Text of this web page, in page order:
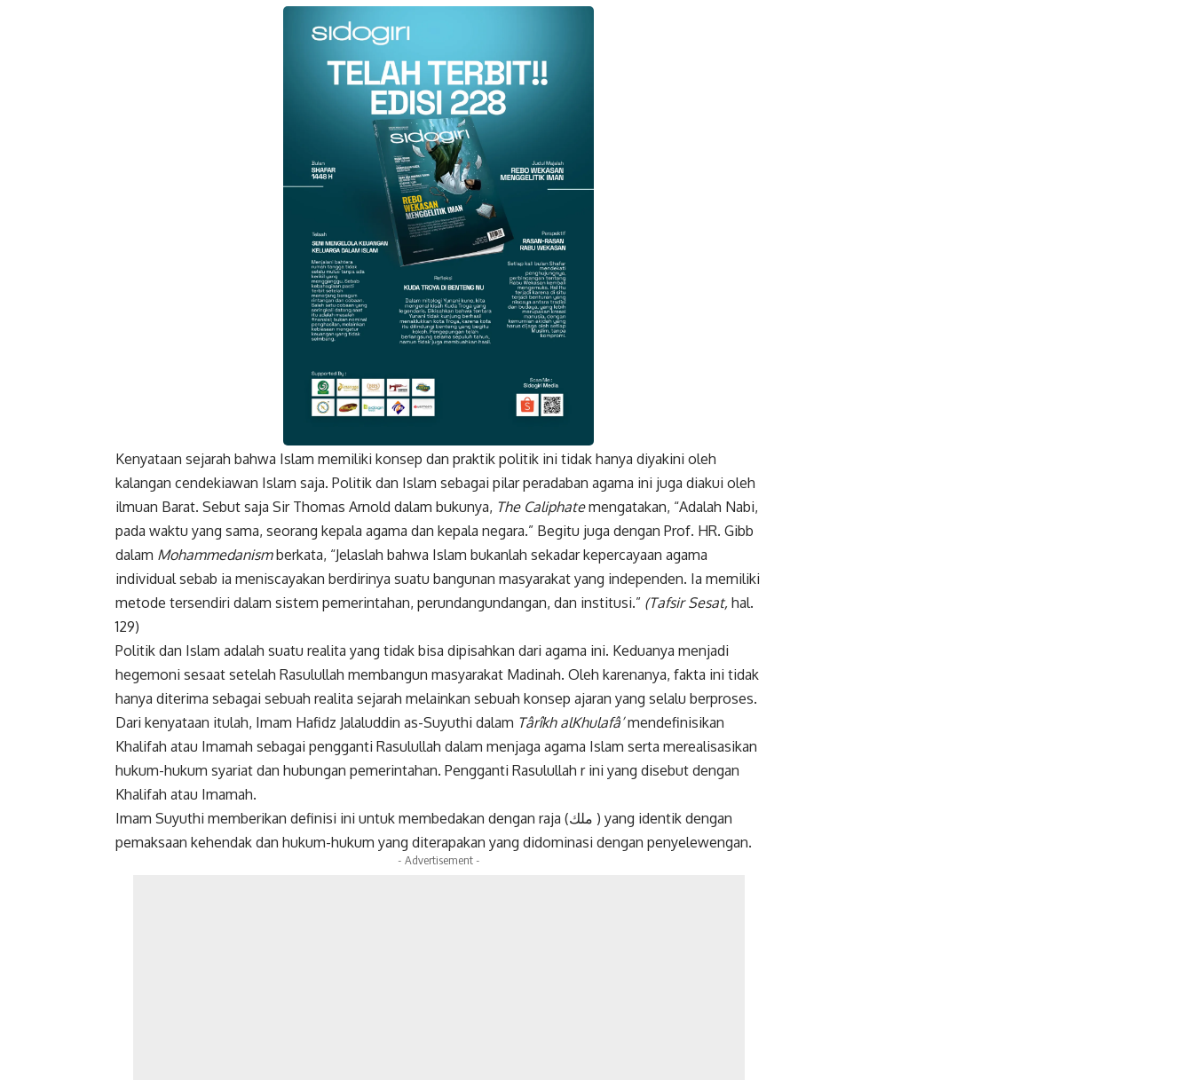
Facebook
Gmail
Facebook Twitter Gmail
Kenyataan sejarah bahwa Islam memiliki konsep dan praktik politik ini tidak hanya diyakini oleh
kalangan cendekiawan Islam saja. Politik dan Islam sebagai pilar peradaban agama ini juga diakui oleh
ilmuan Barat. Sebut saja Sir Thomas Arnold dalam bukunya, The Caliphatemengatakan, “Adalah Nabi,
pada waktu yang sama, seorang kepala agama dan kepala negara.” Begitu juga dengan Prof. HR. Gibb
dalam Mohammedanismberkata, “Jelaslah bahwa Islam bukanlah sekadar kepercayaan agama
individual sebab ia meniscayakan berdirinya suatu bangunan masyarakat yang independen. Ia memiliki
metode tersendiri dalam sistem pemerintahan, perundangundangan, dan institusi.” (Tafsir Sesat, hal.
129)
Politik dan Islam adalah suatu realita yang tidak bisa dipisahkan dari agama ini. Keduanya menjadi
hegemoni sesaat setelah Rasulullah membangun masyarakat Madinah. Oleh karenanya, fakta ini tidak
hanya diterima sebagai sebuah realita sejarah melainkan sebuah konsep ajaran yang selalu berproses.
Dari kenyataan itulah, Imam Hafidz Jalaluddin as-Suyuthi dalam Târîkh alKhulafâ’mendefinisikan
Khalifah atau Imamah sebagai pengganti Rasulullah dalam menjaga agama Islam serta merealisasikan
hukum-hukum syariat dan hubungan pemerintahan. Pengganti Rasulullah r ini yang disebut dengan
Khalifah atau Imamah.
Imam Suyuthi memberikan definisi ini untuk membedakan dengan raja (ملك ) yang identik dengan
pemaksaan kehendak dan hukum-hukum yang diterapakan yang didominasi dengan penyelewengan.
- Advertisement -